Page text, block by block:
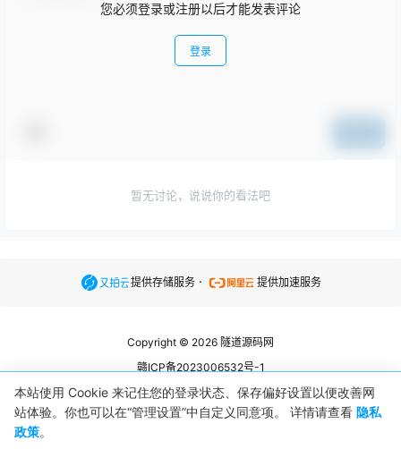
您必须登录或注册以后才能发表评论
登录
暂无讨论，说说你的看法吧
提供存储服务 . 提供加速服务
Copyright © 2026 隧道源码网
赣ICP备2023006532号-1
赣公网安备36073202360850号
查询 6 次，耗时 0.1013 秒
本站使用 Cookie 来记住您的登录状态、保存偏好设置以便改善网
站体验。你也可以在“管理设置”中自定义同意项。 详情请查看 隐私
政策。